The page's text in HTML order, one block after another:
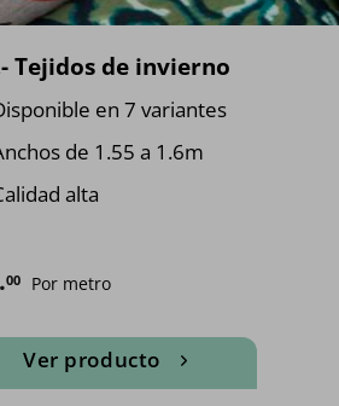
Tejidos de invierno
en 7 variantes
de 1.55 a 1.6m
alta
00 Por metro
Ver producto